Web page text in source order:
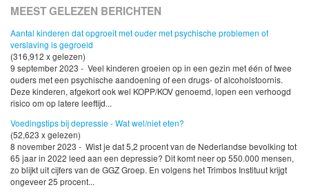
MEEST GELEZEN BERICHTEN
Aantal kinderen dat opgroeit met ouder met psychische problemen of
verslaving is gegroeid
(316,912 x gelezen)
9 september 2023 - Veel kinderen groeien op in een gezin met één of twee
ouders met een psychische aandoening of een drugs- of alcoholstoornis.
Deze kinderen, afgekort ook wel KOPP/KOV genoemd, lopen een verhoogd
risico om op latere leeftijd...
Voedingstips bij depressie - Wat wel/niet eten?
(52,623 x gelezen)
8 november 2023 - Wist je dat 5,2 procent van de Nederlandse bevolking tot
65 jaar in 2022 leed aan een depressie? Dit komt neer op 550.000 mensen,
zo blijkt uit cijfers van de GGZ Groep. En volgens het Trimbos Instituut krijgt
ongeveer 25 procent...